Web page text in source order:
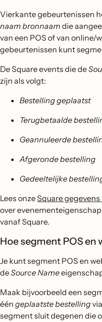
Vierkante gebeurtenissen
naam bronnaam die
van een POS of van online/
gebeurtenissen kunt
De Square events die de
zijn als volgt:
Bestelling geplaatst
Terugbetaalde
Geannuleerde
Afgeronde bestelling
Gedeeltelijke
Lees onzeSquare
over
vanaf Square.
Hoe segment POS en
Je kunt segment POS en
deSource Name
Maak bijvoorbeeld een
één geplaatste bestelling
segment sluit degenen die